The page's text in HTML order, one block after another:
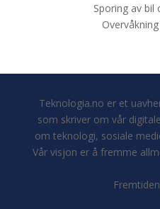
Sporing av bil
Teknologia.no er et
som skriver om vår
om teknologi, sosiale
Vår visjon er å fremme